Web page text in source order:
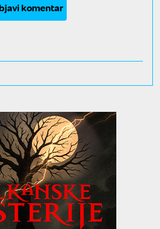
komentar